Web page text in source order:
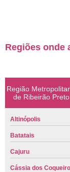
Regiões onde
Região
de Ribeirão Preto
Altinópolis
Batatais
Cajuru
Cássia dos